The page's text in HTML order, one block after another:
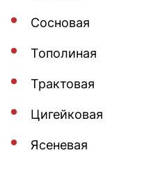
Сосновая
Тополиная
Трактовая
Цигейковая
Ясеневая